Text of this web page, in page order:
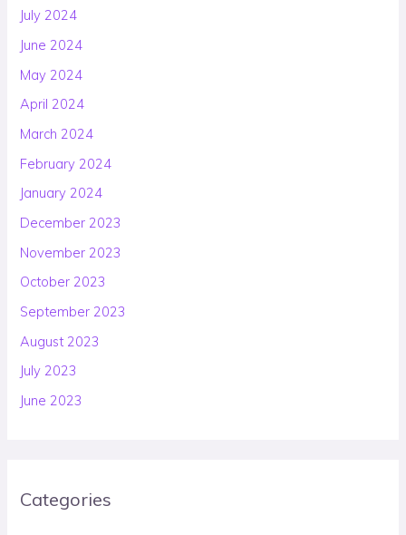
July 2024
June 2024
May 2024
April 2024
March 2024
February 2024
January 2024
December 2023
November 2023
October 2023
September 2023
August 2023
July 2023
June 2023
Categories